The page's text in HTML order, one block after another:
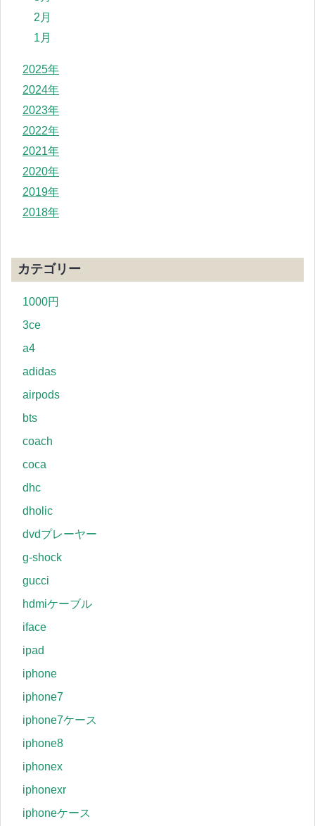
2月
1月
2025年
2024年
2023年
2022年
2021年
2020年
2019年
2018年
カテゴリー
1000円
3ce
a4
adidas
airpods
bts
coach
coca
dhc
dholic
dvdプレーヤー
g-shock
gucci
hdmiケーブル
iface
ipad
iphone
iphone7
iphone7ケース
iphone8
iphonex
iphonexr
iphoneケース